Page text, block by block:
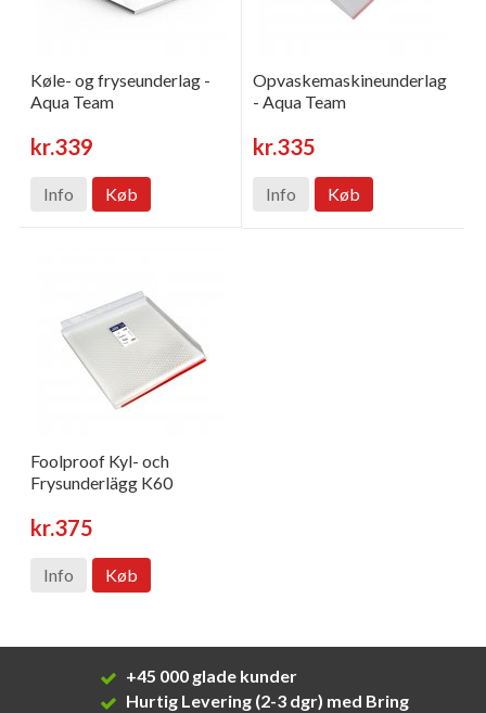
Køle- og fryseunderlag -
Aqua Team
kr.339
Info Køb
Opvaskemaskineunderlag
- Aqua Team
kr.335
Info Køb
Foolproof Kyl- och
Frysunderlägg K60
kr.375
Info Køb
+45 000 glade kunder
Hurtig Levering (2-3 dgr) med Bring